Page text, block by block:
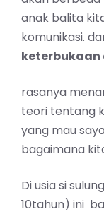
anak balita
komunikasi.
keterbukaan
rasanya
teori tentang
yang mau
bagaimana
Di usia si
10tahun) ini